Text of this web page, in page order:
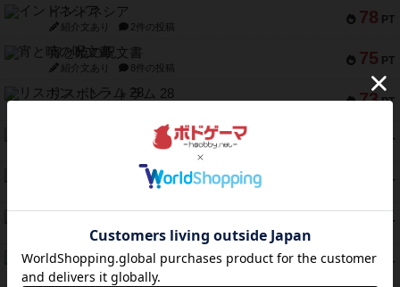
78 PT
インドネシア
紹介文あり 2件の投稿
75 PT
宵と暁の呪文書
紹介文あり 8件の投稿
73 PT
リスボン・トラム 28
PT
1件の投稿
PT
1件の投稿
PT
紹介文なし 1件の投稿
59 PT
スモールワールド
紹介文あり 13件の投稿